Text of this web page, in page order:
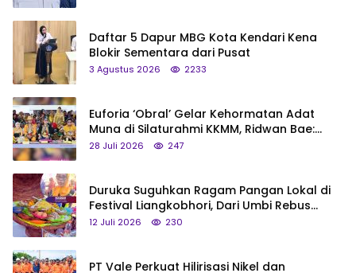
Daftar 5 Dapur MBG Kota Kendari Kena
Blokir Sementara dari Pusat
3 Agustus 2026 2233
Euforia ‘Obral’ Gelar Kehormatan Adat
Muna di Silaturahmi KKMM, Ridwan Bae:
Saya Bukan Tipe Begitu, Belum Pantas!
28 Juli 2026 247
Duruka Suguhkan Ragam Pangan Lokal di
Festival Liangkobhori, Dari Umbi Rebus
hingga Tumpeng Beras Muna
12 Juli 2026 230
PT Vale Perkuat Hilirisasi Nikel dan